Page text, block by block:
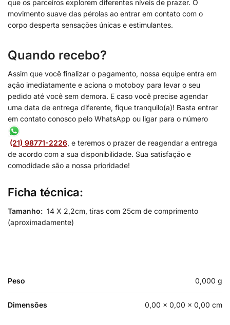
que os parceiros explorem diferentes níveis de prazer. O
movimento suave das pérolas ao entrar em contato com o
corpo desperta sensações únicas e estimulantes.
Quando recebo?
Assim que você finalizar o pagamento, nossa equipe entra em
ação imediatamente e aciona o motoboy para levar o seu
pedido até você sem demora. E caso você precise agendar
uma data de entrega diferente, fique tranquilo(a)! Basta entrar
em contato conosco pelo WhatsApp ou ligar para o número
(21) 98771-2226, e teremos o prazer de reagendar a entrega
de acordo com a sua disponibilidade. Sua satisfação e
comodidade são a nossa prioridade!
Ficha técnica:
Tamanho: 14 X 2,2cm, tiras com 25cm de comprimento
(aproximadamente)
Peso 0,000 g
Dimensões 0,00 × 0,00 × 0,00 cm